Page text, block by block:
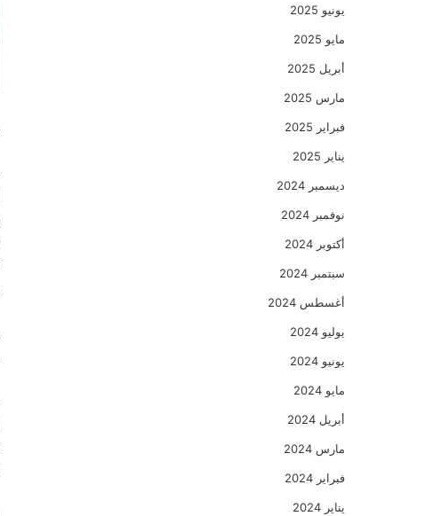
يونيو 2025
مايو 2025
أبريل 2025
مارس 2025
فبراير 2025
يناير 2025
ديسمبر 2024
نوفمبر 2024
أكتوبر 2024
سبتمبر 2024
أغسطس 2024
يوليو 2024
يونيو 2024
مايو 2024
أبريل 2024
مارس 2024
فبراير 2024
يناير 2024